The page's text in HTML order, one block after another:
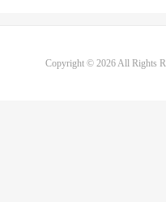
Copyright © 2026 All Rights